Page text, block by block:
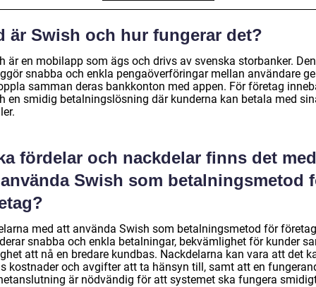
är Swish och hur fungerar det?
är en mobilapp som ägs och drivs av svenska storbanker. Den
snabba och enkla pengaöverföringar mellan användare
samman deras bankkonton med appen. För företag
en smidig betalningslösning där kunderna kan betala med
fördelar och nackdelar finns det med
Swish som betalningsmetod
med att använda Swish som betalningsmetod för företag
snabba och enkla betalningar, bekvämlighet för kunder
att nå en bredare kundbas. Nackdelarna kan vara att det
kostnader och avgifter att ta hänsyn till, samt att en
är nödvändig för att systemet ska fungera